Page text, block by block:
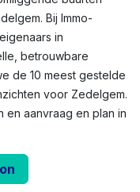
Bij Immo-
in
betrouwbare
de 10 meest gestelde
voor Zedelgem.
en aanvraag en plan in